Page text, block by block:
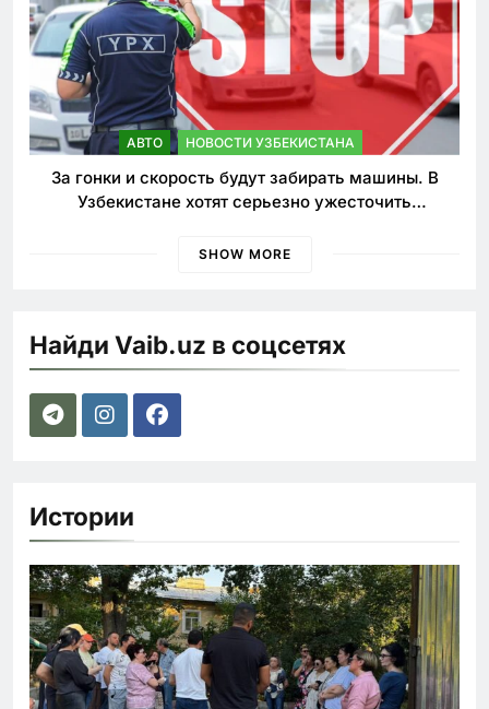
АВТО НОВОСТИ УЗБЕКИСТАНА
За гонки и скорость будут забирать машины. В
Узбекистане хотят серьезно ужесточить
SHOW MORE
Найди Vaib.uz в соцсетях
Истории